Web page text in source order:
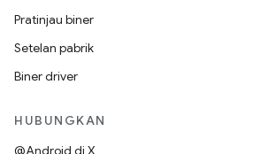
Pratinjau biner
Setelan pabrik
Biner driver
HUBUNGKAN
@Android di X